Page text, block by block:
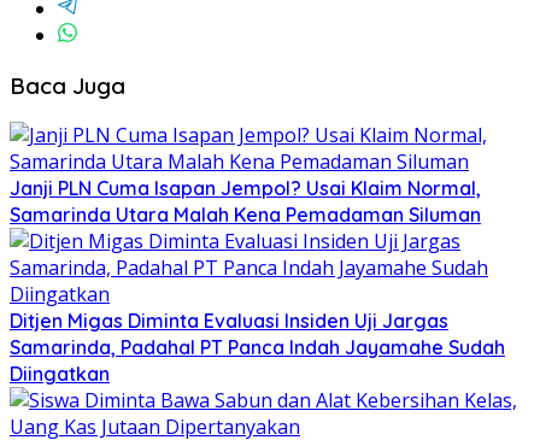
Baca Juga
Janji PLN Cuma Isapan Jempol? Usai Klaim Normal,
Samarinda Utara Malah Kena Pemadaman Siluman
Ditjen Migas Diminta Evaluasi Insiden Uji Jargas
Samarinda, Padahal PT Panca Indah Jayamahe Sudah
Diingatkan